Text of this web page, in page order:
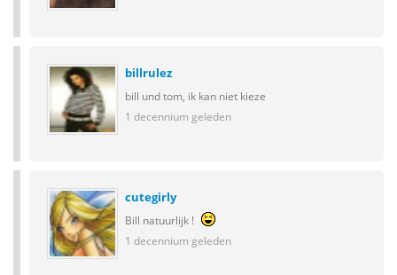
billrulez
bill und tom, ik kan niet kieze
1 decennium geleden
cutegirly
Bill natuurlijk !
1 decennium geleden